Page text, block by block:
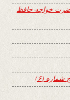
خواجه حافظ
(۶)